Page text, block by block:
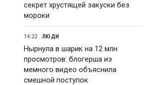
секрет хрустящей закуски без
мороки
14:22 ЛЮДИ
Нырнула в шарик на 12 млн
просмотров: блогерша из
мемного видео объяснила
смешной поступок